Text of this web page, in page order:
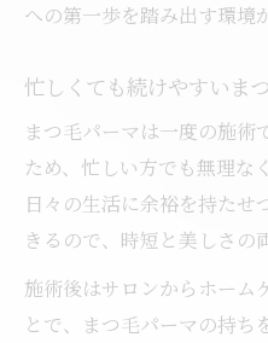
への第一歩を踏み出す環境
忙しくても続けやすいま
まつ毛パーマは一度の施術
ため、忙しい方でも無理な
日々の生活に余裕を持たせ
きるので、時短と美しさの
施術後はサロンからホーム
とで、まつ毛パーマの持ち